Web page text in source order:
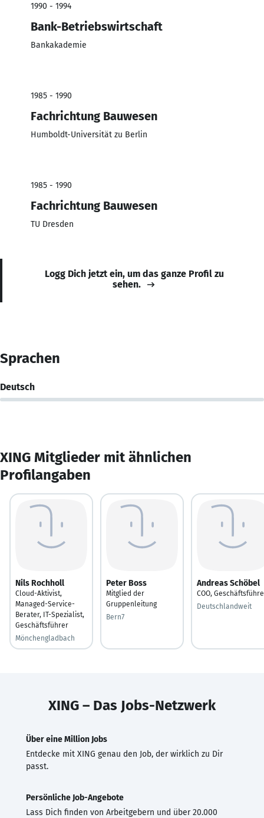
1990 - 1994
Bank-Betriebswirtschaft
Bankakademie
1985 - 1990
Fachrichtung Bauwesen
Humboldt-Universität zu Berlin
1985 - 1990
Fachrichtung Bauwesen
TU Dresden
Logg Dich jetzt ein, um das ganze Profil zu
sehen.
Sprachen
Deutsch
XING Mitglieder mit ähnlichen
Profilangaben
Nils Rochholl
Cloud-Aktivist,
Managed-Service-
Berater, IT-Spezialist,
Geschäftsführer
Mönchengladbach
Peter Boss
Mitglied der
Gruppenleitung
Bern7
Andreas Schöbel
COO,
Deutschlandweit
XING – Das Jobs-Netzwerk
Über eine Million Jobs
Entdecke mit XING genau den Job, der wirklich zu Dir
passt.
Persönliche Job-Angebote
Lass Dich finden von Arbeitgebern und über 20.000